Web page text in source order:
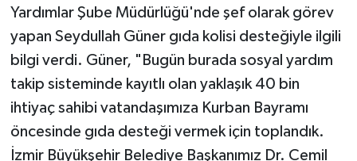
Yardımlar Şube Müdürlüğü'nde şef olarak görev
yapan Seydullah Güner gıda kolisi desteğiyle ilgili
bilgi verdi. Güner, "Bugün burada sosyal yardım
takip sisteminde kayıtlı olan yaklaşık 40 bin
ihtiyaç sahibi vatandaşımıza Kurban Bayramı
öncesinde gıda desteği vermek için toplandık.
İzmir Büyükşehir Belediye Başkanımız Dr. Cemil